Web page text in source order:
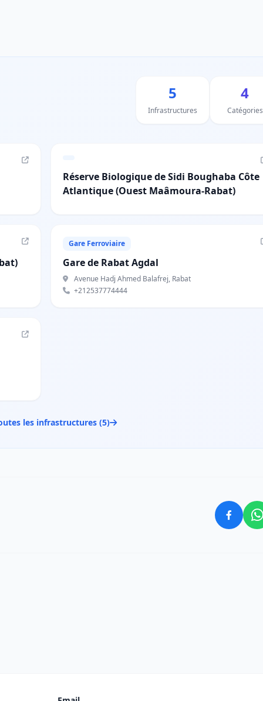
5
Infrastructures
4
Catégories
Réserve Biologique de Sidi Boughaba Côte
Atlantique (Ouest Maâmoura-Rabat)
Gare Ferroviaire
Gare de Rabat Agdal
Avenue Hadj Ahmed Balafrej, Rabat
+212537774444
les infrastructures (5)